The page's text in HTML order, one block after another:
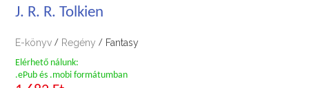
J. R. R. Tolkien
E-könyv / Regény / Fantasy
Elérhető nálunk:
.ePub és .mobi formátumban